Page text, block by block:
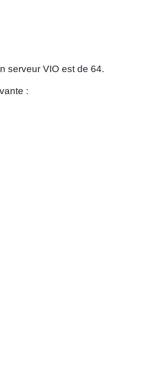
serveur VIO est de 64.
: